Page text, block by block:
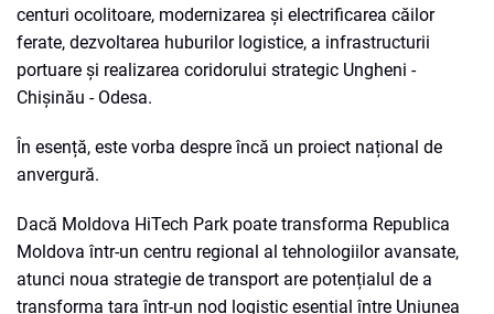
centuri ocolitoare, modernizarea și electrificarea căilor
ferate, dezvoltarea huburilor logistice, a infrastructurii
portuare și realizarea coridorului strategic Ungheni -
Chișinău - Odesa.
În esență, este vorba despre încă un proiect național de
anvergură.
Dacă Moldova HiTech Park poate transforma Republica
Moldova într-un centru regional al tehnologiilor avansate,
atunci noua strategie de transport are potențialul de a
transforma țara într-un nod logistic esențial între Uniunea